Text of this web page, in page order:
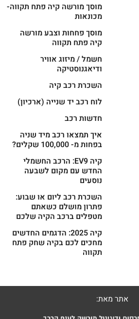
מוסך מורשה קיה פתח תקווה-
מכונאות
מוסך פחחות וצבע מורשה
קיה פתח תקווה
חשמל / מיזוג אוויר
ודיאגנוסטיקה
השכרת רכב קיה
לוח רכב יד שנייה (ארכיון)
חדשות רכב
איך תמצאו רכב מיד שניה
בפחות מ- 100,000 שקלים?
קיה EV9: הרכב החשמלי
החדש עם מקום לשבעה
נוסעים
השכרת רכב ליום או שבוע:
פתרון מושלם כשאתם
מטפלים ברכב הקיה שלכם
קיה 2025: הדגמים החדשים
מחכים לכם בקיה שחק פתח
תקווה
אתר מאת: